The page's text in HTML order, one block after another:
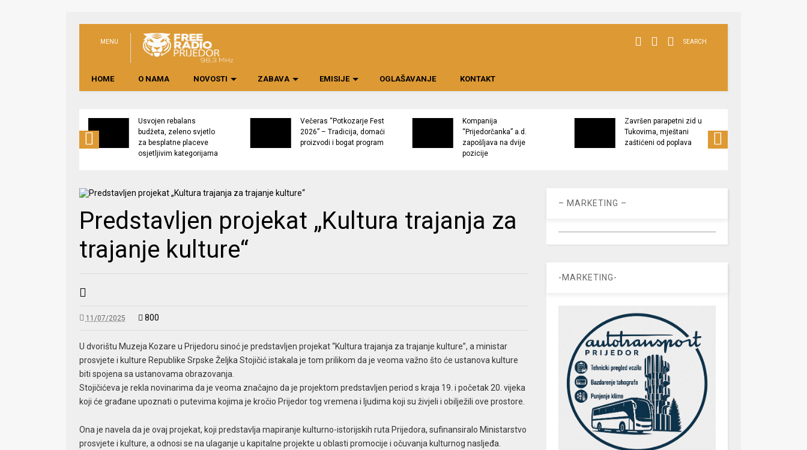
MENU SEARCH
HOME O NAMA NOVOSTI ZABAVA EMISIJE OGLAŠAVANJE KONTAKT
Usvojen rebalans
budžeta, zeleno svjetlo
za besplatne placeve
osjetljivim kategorijama
Večeras “Potkozarje Fest
2026” – Tradicija, domaći
proizvodi i bogat program
Kompanija
“Prijedorčanka” a.d.
zapošljava na dvije
pozicije
Završen parapetni zid u
Tukovima, mještani
zaštićeni od poplava
Predstavljen projekat „Kultura trajanja za
trajanje kulture“
11/07/2025 800
U dvorištu Muzeja Kozare u Prijedoru sinoć je predstavljen projekat “Kultura trajanja za trajanje kulture”, a ministar
prosvjete i kulture Republike Srpske Željka Stojičić istakala je tom prilikom da je veoma važno što će ustanova kulture
biti spojena sa ustanovama obrazovanja.
Stojičićeva je rekla novinarima da je veoma značajno da je projektom predstavljen period s kraja 19. i početak 20. vijeka
koji će građane upoznati o putevima kojima je kročio Prijedor tog vremena i ljudima koji su živjeli i obilježili ove prostore.
Ona je navela da je ovaj projekat, koji predstavlja mapiranje kulturno-istorijskih ruta Prijedora, sufinansiralo Ministarstvo
prosvjete i kulture, a odnosi se na ulaganje u kapitalne projekte u oblasti promocije i očuvanja kulturnog nasljeđa.
– MARKETING –
-MARKETING-